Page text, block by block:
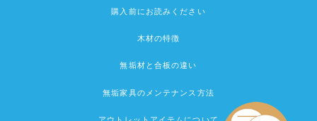
購入前にお読みください
木材の特徴
無垢材と合板の違い
無垢家具のメンテナンス方法